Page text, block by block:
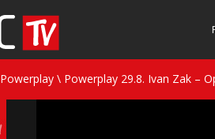
Powerplay \ Powerplay 29.8. Ivan Zak –